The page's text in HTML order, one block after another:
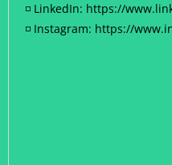
◽ LinkedIn: https://
◽ Instagram: https://